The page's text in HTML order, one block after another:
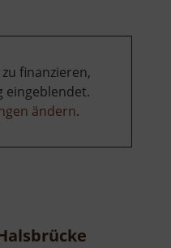
finanzieren,
eingeblendet.
ändern.